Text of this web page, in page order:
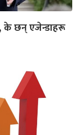
के छन् एजेन्डाहरू